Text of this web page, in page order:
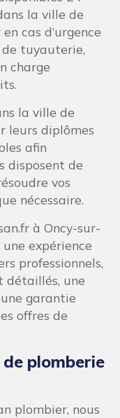
la ville de
cas d’urgence
tuyauterie,
charge
la ville de
leurs diplômes
afin
disposent de
vos
nécessaire.
à Oncy-sur-
une expérience
professionnels,
détaillés, une
garantie
offres de
plomberie
plombier, nous